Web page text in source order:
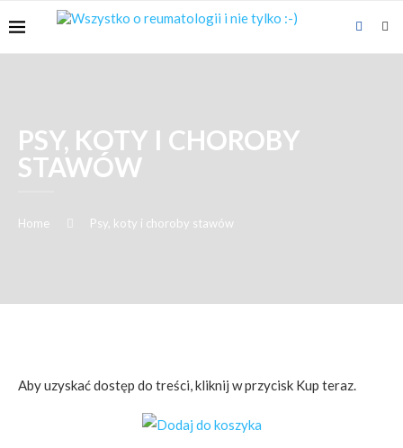
PSY, KOTY I CHOROBY
STAWÓW
Home Psy, koty i choroby stawów
Aby uzyskać dostęp do treści, kliknij w przycisk Kup teraz.